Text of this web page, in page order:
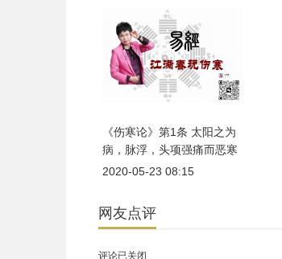
《伤寒论》第1条 太阳之为
病，脉浮，头项强痛而恶寒
2020-05-23 08:15
网友点评
评论已关闭